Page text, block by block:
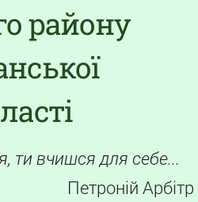
району
ти вчишся для себе...
Петроній Арбітр